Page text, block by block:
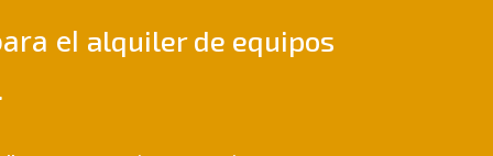
el alquiler de equipos